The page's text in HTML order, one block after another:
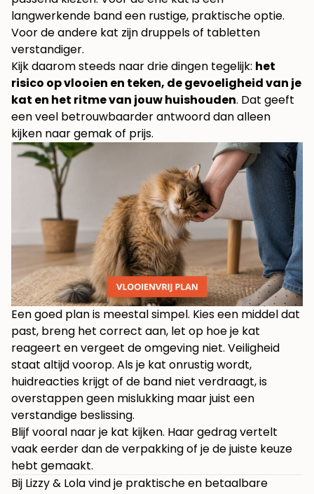
langwerkende band een rustige, praktische optie.
Voor de andere kat zijn druppels of tabletten
verstandiger.
Kijk daarom steeds naar drie dingen tegelijk: het
risico op vlooien en teken, de gevoeligheid van je
kat en het ritme van jouw huishouden. Dat geeft
een veel betrouwbaarder antwoord dan alleen
kijken naar gemak of prijs.
Een goed plan is meestal simpel. Kies een middel dat
past, breng het correct aan, let op hoe je kat
reageert en vergeet de omgeving niet. Veiligheid
staat altijd voorop. Als je kat onrustig wordt,
huidreacties krijgt of de band niet verdraagt, is
overstappen geen mislukking maar juist een
verstandige beslissing.
Blijf vooral naar je kat kijken. Haar gedrag vertelt
vaak eerder dan de verpakking of je de juiste keuze
hebt gemaakt.
Bij Lizzy & Lolavind je praktische en betaalbare